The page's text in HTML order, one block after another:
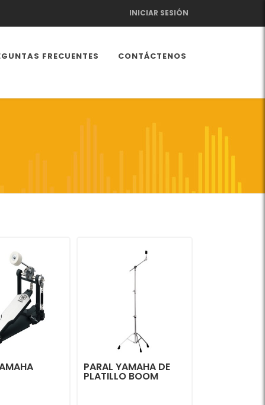
INICIAR SESIÓN
FRECUENTES CONTÁCTENOS
PARAL YAMAHA DE
PLATILLO BOOM